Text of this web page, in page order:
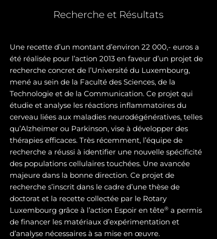
Recherche et Résultats
Une recette d’un montant d’environ 22 000,- euros a
été réalisée pour l’action 2013 en faveur d’un projet de
recherche concret de l’Université du Luxembourg,
mené au sein de la Faculté des Sciences, de la
Technologie et de la Communication. Ce projet qui
étudie et analyse les réactions inflammatoires du
cerveau liées aux maladies neurodégénératives, telles
qu’Alzheimer ou Parkinson, vise à développer des
thérapies efficaces. Très récemment, l’équipe de
recherche a réussi à identifier une nouvelle spécificité
des populations cellulaires touchées. Une avancée
majeure dans la bonne direction. Ce projet de
recherche s’inscrit dans le cadre d’une thèse de
doctorat et la recette collectée par le Rotary
Luxembourg grâce à l’action Espoir en tête® a permis
de financer les matériaux d’expérimentation et
d’analyse nécessaires à sa mise en œuvre.